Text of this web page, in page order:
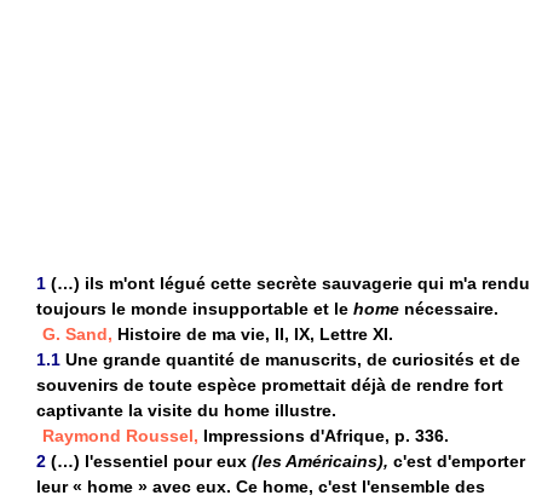
1 (…) ils m'ont légué cette secrète sauvagerie qui m'a rendu
toujours le monde insupportable et le home nécessaire.
G. Sand, Histoire de ma vie, II, IX, Lettre XI.
1.1 Une grande quantité de manuscrits, de curiosités et de
souvenirs de toute espèce promettait déjà de rendre fort
captivante la visite du home illustre.
Raymond Roussel, Impressions d'Afrique, p. 336.
2 (…) l'essentiel pour eux (les Américains), c'est d'emporter
leur « home » avec eux. Ce home, c'est l'ensemble des